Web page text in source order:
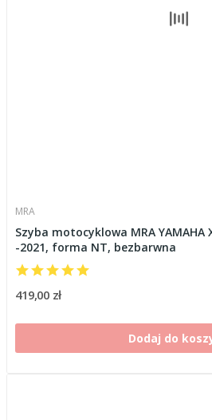
MRA
Szyba motocyklowa MRA YAMAHA
-2021, forma NT, bezbarwna
419,00 zł
Dodaj do